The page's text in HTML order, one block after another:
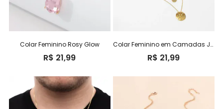
Colar Feminino Rosy Glow
R$ 21,99
Colar Feminino em Camadas Jakeline
R$ 21,99